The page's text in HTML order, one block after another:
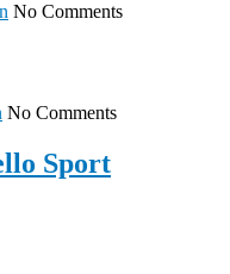
No Comments
No Comments
Sport